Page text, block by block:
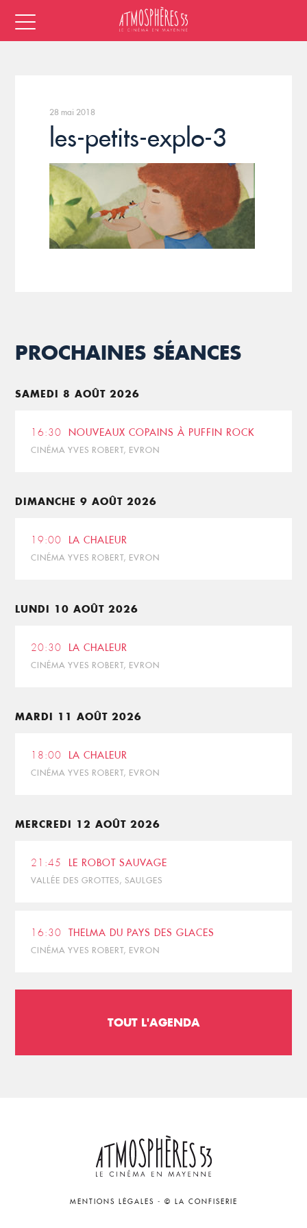
28 mai 2018
les-petits-explo-3
PROCHAINES SÉANCES
SAMEDI 8 AOÛT 2026
16:30 NOUVEAUX COPAINS À PUFFIN ROCK
CINÉMA YVES ROBERT, EVRON
DIMANCHE 9 AOÛT 2026
19:00 LA CHALEUR
CINÉMA YVES ROBERT, EVRON
LUNDI 10 AOÛT 2026
20:30 LA CHALEUR
CINÉMA YVES ROBERT, EVRON
MARDI 11 AOÛT 2026
18:00 LA CHALEUR
CINÉMA YVES ROBERT, EVRON
MERCREDI 12 AOÛT 2026
21:45 LE ROBOT SAUVAGE
VALLÉE DES GROTTES, SAULGES
16:30 THELMA DU PAYS DES GLACES
CINÉMA YVES ROBERT, EVRON
TOUT L'AGENDA
MENTIONS LÉGALES - © LA CONFISERIE